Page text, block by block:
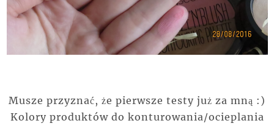
Musze przyznać, że pierwsze testy już za mną :)
Kolory produktów do konturowania/ocieplania